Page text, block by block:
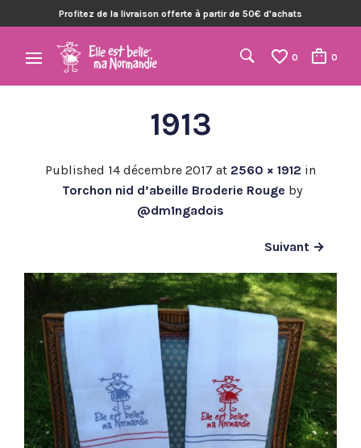
Profitez de la livraison offerte à partir de 50€ d'achats
0 0
1913
Published 14 décembre 2017 at 2560 × 1912 in
Torchon nid d’abeille Broderie Rouge by
@dm1ngadois
Suivant →